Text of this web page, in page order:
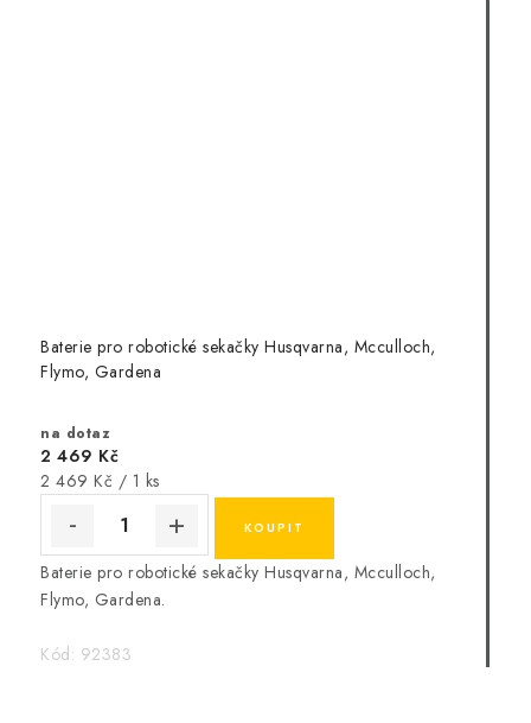
Baterie pro robotické sekačky Husqvarna, Mcculloch,
Flymo, Gardena
na dotaz
2 469 Kč
Měrná
2 469 Kč / 1 ks
Baterie pro robotické sekačky Husqvarna, Mcculloch,
Flymo, Gardena.
Kód: 92383